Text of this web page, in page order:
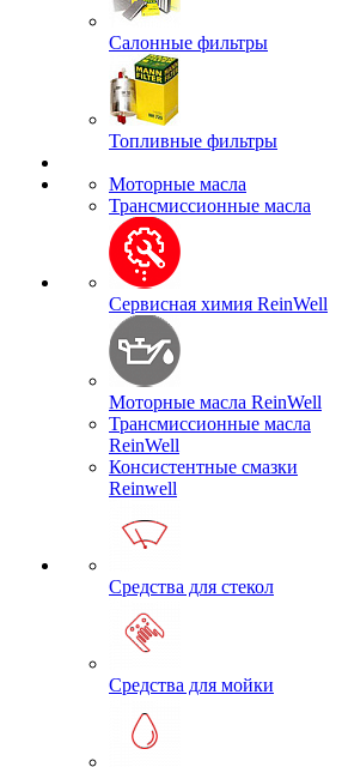
Салонные фильтры
Топливные фильтры
Моторные масла
Трансмиссионные масла
Сервисная химия ReinWell
Моторные масла ReinWell
Трансмиссионные масла
ReinWell
Консистентные смазки
Reinwell
Средства для стекол
Средства для мойки